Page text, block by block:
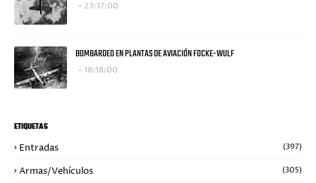
23:37:00
BOMBARDEO EN PLANTAS DE AVIACIÓN FOCKE-WULF
18:18:00
ETIQUETAS
Entradas (397)
Armas/Vehículos (305)